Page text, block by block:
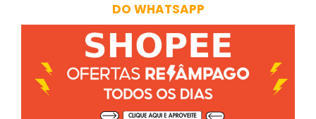
DO WHATSAPP